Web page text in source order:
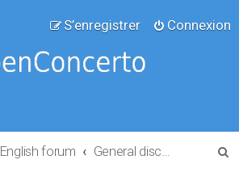
Connexion
S’enregistrer
English forum